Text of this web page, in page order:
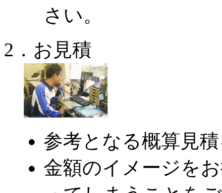
さい。
2．お見積
参考となる概算見
金額のイメージを